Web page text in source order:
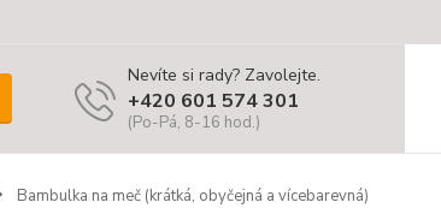
Nevíte si rady? Zavolejte.
+420 601 574 301
(Po-Pá, 8-16 hod.)
Bambulka na meč (krátká, obyčejná a vícebarevná)